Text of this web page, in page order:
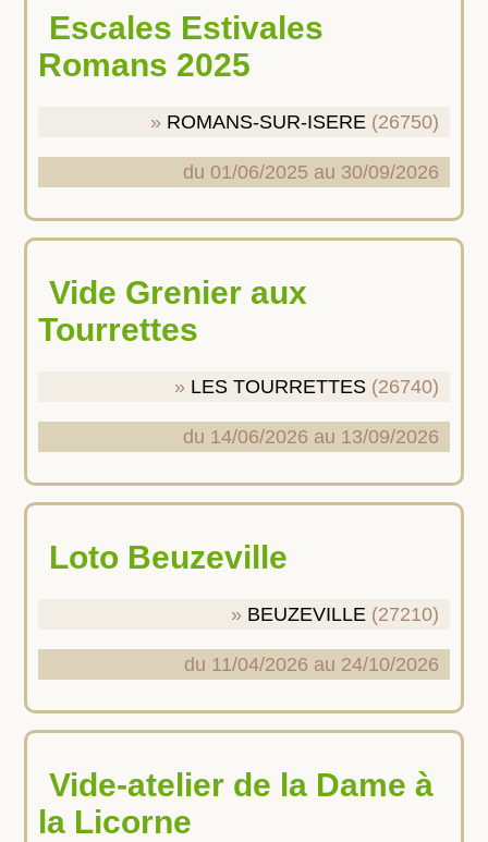
Escales Estivales
Romans 2025
ROMANS-SUR-ISERE (26750)
du 01/06/2025 au 30/09/2026
Vide Grenier aux
Tourrettes
LES TOURRETTES (26740)
du 14/06/2026 au 13/09/2026
Loto Beuzeville
BEUZEVILLE (27210)
du 11/04/2026 au 24/10/2026
Vide-atelier de la Dame à
la Licorne